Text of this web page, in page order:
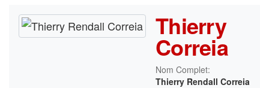
Thierry
Correia
Nom Complet:
Thierry Rendall Correia